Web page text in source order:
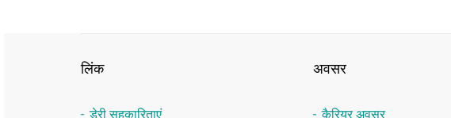
लिंक
डेरी सहकारिताएं
अवसर
कैरियर अवसर